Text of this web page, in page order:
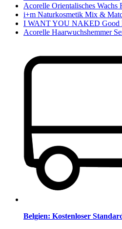
Acorelle Orientalisches Wachs
i+m Naturkosmetik Mix &
I WANT YOU NAKED Good
Acorelle Haarwuchshemmer
Belgien: Kostenloser